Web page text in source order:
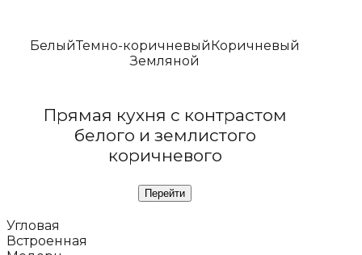
БелыйТемно-коричневый Коричневый
Земляной
Прямая кухня с контрастом
белого и землистого
коричневого
Угловая
Встроенная